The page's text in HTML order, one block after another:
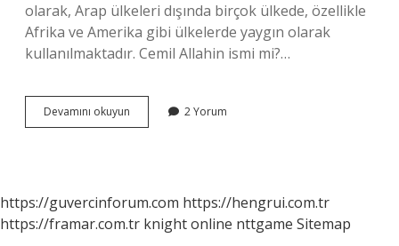
olarak, Arap ülkeleri dışında birçok ülkede, özellikle
Afrika ve Amerika gibi ülkelerde yaygın olarak
kullanılmaktadır. Cemil Allahin ismi mi?…
Devamını okuyun
Cemil
2 Yorum
https://guvercinforum.com https://hengrui.com.tr
https://framar.com.tr knight online nttgame Sitemap